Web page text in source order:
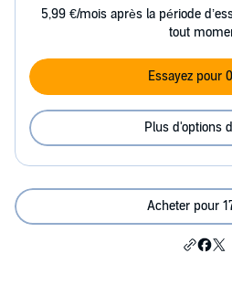
5,99 €/mois après la période
tout
Essayez pour
Plus d'options
Acheter pour